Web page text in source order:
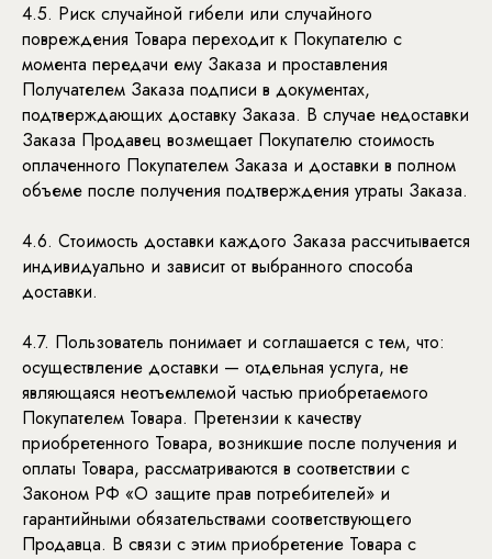
4.5. Риск случайной гибели или случайного
повреждения Товара переходит к Покупателю с
момента передачи ему Заказа и проставления
Получателем Заказа подписи в документах,
подтверждающих доставку Заказа. В случае недоставки
Заказа Продавец возмещает Покупателю стоимость
оплаченного Покупателем Заказа и доставки в полном
объеме после получения подтверждения утраты Заказа.
4.6. Стоимость доставки каждого Заказа рассчитывается
индивидуально и зависит от выбранного способа
доставки.
4.7. Пользователь понимает и соглашается с тем, что:
осуществление доставки — отдельная услуга, не
являющаяся неотъемлемой частью приобретаемого
Покупателем Товара. Претензии к качеству
приобретенного Товара, возникшие после получения и
оплаты Товара, рассматриваются в соответствии с
Законом РФ «О защите прав потребителей» и
гарантийными обязательствами соответствующего
Продавца. В связи с этим приобретение Товара с